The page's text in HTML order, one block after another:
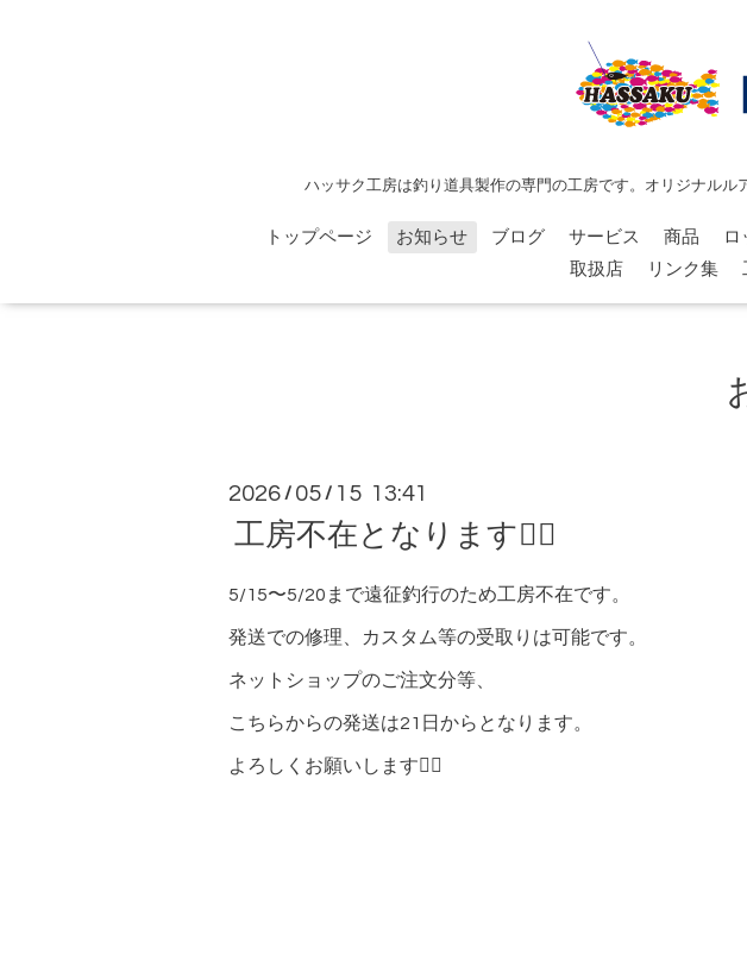
ハッサク工房は釣り道具製作の専門の工房です。オリジナルル
トップページ お知らせ ブログ サービス 商品 ロ
取扱店
リンク集
2026 / 05 / 15 13:41
工房不在となります🙇‍♂️
5/15〜5/20まで遠征釣行のため工房不在です。
発送での修理、カスタム等の受取りは可能です。
ネットショップのご注文分等、
こちらからの発送は21日からとなります。
よろしくお願いします🙇‍♂️